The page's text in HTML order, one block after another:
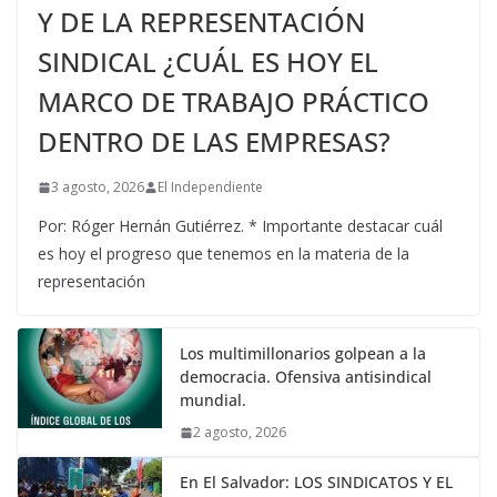
Y DE LA REPRESENTACIÓN
SINDICAL ¿CUÁL ES HOY EL
MARCO DE TRABAJO PRÁCTICO
DENTRO DE LAS EMPRESAS?
3 agosto, 2026 El Independiente
Por: Róger Hernán Gutiérrez. * Importante destacar cuál
es hoy el progreso que tenemos en la materia de la
representación
Los multimillonarios golpean a la
democracia. Ofensiva antisindical
mundial.
2 agosto, 2026
En El Salvador: LOS SINDICATOS Y EL